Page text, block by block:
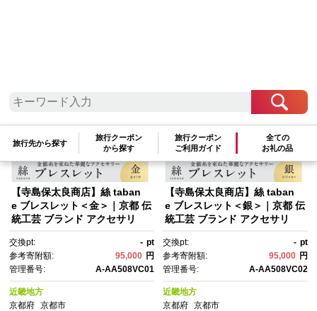
旅行先から探す
旅行クーポン
から探す
旅行クーポン
ご利用ガイド
全ての
お礼の品
【寺島保太良商店】絲 taban
e ブレスレット＜金＞｜京都 伝
統工芸 ブランド アクセサリ
用したブレスレット 華やか 高
級 おしゃれ おすすめ 金 銀 宝
飾品 ギフト プレゼント 贈答 お
取り寄せ 通販 送料無料 ふるさ
と納税 ]
交換pt: - pt
参考寄附額:
95,000 円
管理番号:
A-AA508VC01
近畿地方
京都府
京都市
【寺島保太良商店】絲 taban
e ブレスレット＜銀＞｜京都 伝
統工芸 ブランド アクセサリ
用したブレスレット 華やか 高
級 おしゃれ おすすめ 金 銀 宝
飾品 ギフト プレゼント 贈答 お
取り寄せ 通販 送料無料 ふるさ
と納税 ]
交換pt: - pt
参考寄附額:
95,000 円
管理番号:
A-AA508VC02
近畿地方
京都府 京都市